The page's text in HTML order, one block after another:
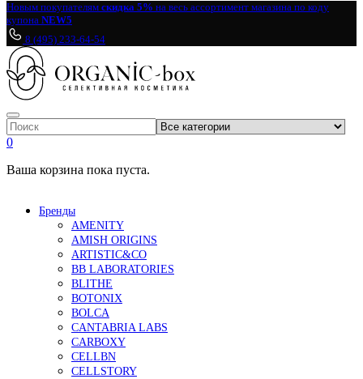
Новым покупателям скидка 5% на весь ассортимент магазина по коду
купона NEW5
8 (495) 233-64-54
0
Ваша корзина пока пуста.
Бренды
AMENITY
AMISH ORIGINS
ARTISTIC&CO
BB LABORATORIES
BLITHE
BOTONIX
BOLCA
CANTABRIA LABS
CARBOXY
CELLBN
CELLSTORY